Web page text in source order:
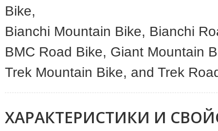
Bike,
Bianchi Mountain Bike, Bianchi
BMC Road Bike, Giant Mountain
Trek Mountain Bike, and Trek
ХАРАКТЕРИСТИКИ И